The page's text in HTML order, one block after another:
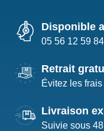
Disponible
05 56 12 59 84
Retrait
Évitez les
Livraison
Suivie sous